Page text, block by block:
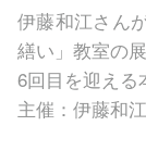
伊藤和江さん
繕い」教室の展
6回目を迎える
主催：伊藤和江